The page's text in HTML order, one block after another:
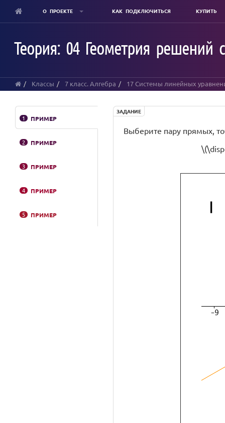
content
О ПРОЕКТЕ КАК ПОДКЛЮЧИТЬСЯ КУПИТЬ
Теория: 04 Геометрия
Классы 7 класс. Алгебра 17 Системы линейных
1 ПРИМЕР
2 ПРИМЕР
3 ПРИМЕР
4 ПРИМЕР
5 ПРИМЕР
ЗАДАНИЕ
Выберите пару прямых,